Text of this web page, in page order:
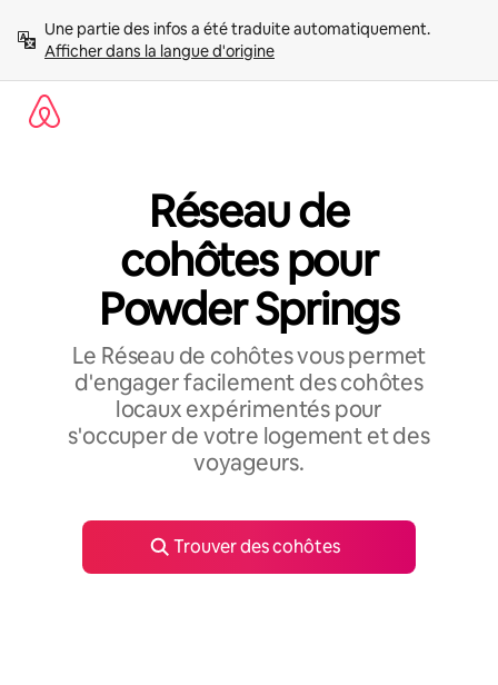
directement
contenu
Afficher dans la langue d'origine
Réseau de
cohôtes pour
Powder Springs
Le Réseau de cohôtes vous permet
d'engager facilement des cohôtes
locaux expérimentés pour
s'occuper de votre logement et des
voyageurs.
Trouver des cohôtes